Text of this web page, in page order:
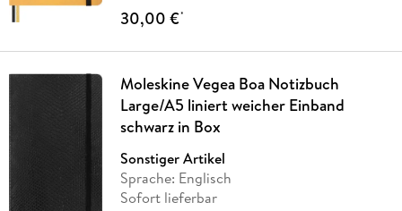
30,00 €*
Moleskine Vegea Boa Notizbuch
Large/A5 liniert weicher Einband
schwarz in Box
Sonstiger Artikel
Sprache: Englisch
Sofort lieferbar